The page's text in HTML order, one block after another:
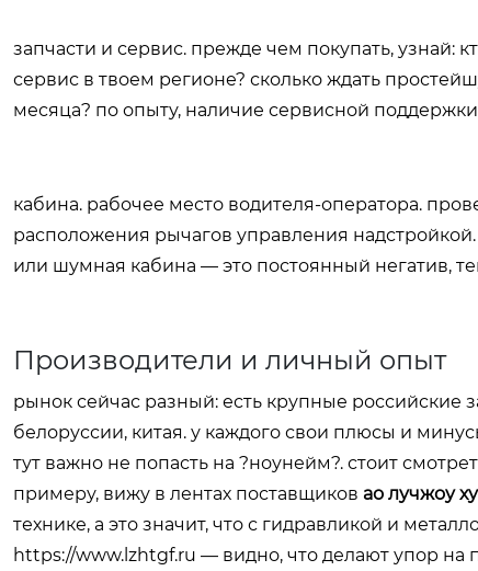
запчасти и сервис. прежде чем покупать, узнай:
сервис в твоем регионе? сколько ждать
месяца? по опыту, наличие сервисной
кабина. рабочее место водителя-оператора.
расположения рычагов управления
или шумная кабина — это постоянный негатив,
Производители и личный опыт
рынок сейчас разный: есть крупные российские
белоруссии, китая. у каждого свои плюсы и
тут важно не попасть на ?ноунейм?. стоит
примеру, вижу в лентах поставщиков ао лучжоу
технике, а это значит, что с гидравликой и
https://www.lzhtgf.ru — видно, что делают упор на